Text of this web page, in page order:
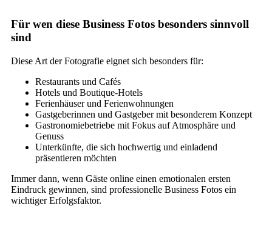
Für wen diese Business Fotos besonders sinnvoll
sind
Diese Art der Fotografie eignet sich besonders für:
Restaurants und Cafés
Hotels und Boutique-Hotels
Ferienhäuser und Ferienwohnungen
Gastgeberinnen und Gastgeber mit besonderem Konzept
Gastronomiebetriebe mit Fokus auf Atmosphäre und
Genuss
Unterkünfte, die sich hochwertig und einladend
präsentieren möchten
Immer dann, wenn Gäste online einen emotionalen ersten
Eindruck gewinnen, sind professionelle Business Fotos ein
wichtiger Erfolgsfaktor.